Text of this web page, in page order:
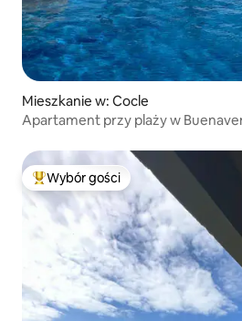
Mieszkanie w: Cocle
Apartament przy plaży w
Najpopularniejsze z kategorii
Wybór gości